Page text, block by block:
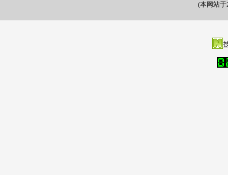
(本网站